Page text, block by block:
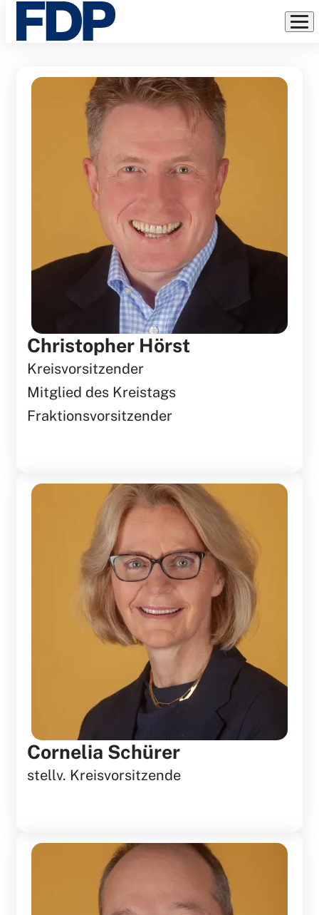
Direkt
KREISVORSTAND
Christopher Hörst
Kreisvorsitzender
Mitglied des Kreistags
Fraktionsvorsitzender
Cornelia Schürer
stellv. Kreisvorsitzende